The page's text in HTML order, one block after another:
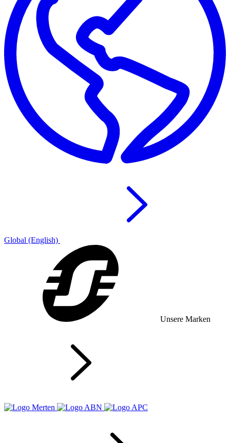
Global (English)
Unsere Marken